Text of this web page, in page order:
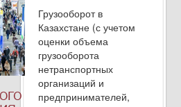
Грузооборот в
Казахстане (с учетом
оценки объема
грузооборота
нетранспортных
организаций и
предпринимателей,